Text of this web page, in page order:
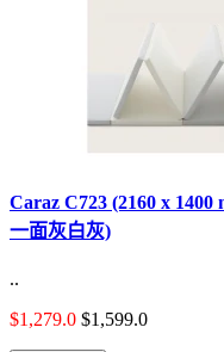
Caraz C723 (2160 x
一面灰白灰)
..
$1,279.0 $1,599.0